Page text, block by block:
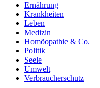
Ernährung
Krankheiten
Leben
Medizin
Homöopathie & Co.
Politik
Seele
Umwelt
Verbraucherschutz